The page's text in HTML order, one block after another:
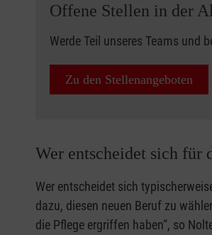
Offene Stellen in der
Werde Teil unseres Teams und
Zu den Stellenangeboten
Wer entscheidet sich für
Wer entscheidet sich
dazu, diesen neuen Beruf zu
die Pflege ergriffen haben“, so